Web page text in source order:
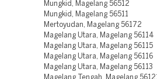
Mungkid, Magelang 56512
Mungkid, Magelang 56511
Mertoyudan, Magelang 56172
Magelang Utara, Magelang 56114
Magelang Utara, Magelang 56115
Magelang Utara, Magelang 56116
Magelang Utara, Magelang 56113
Magelang Tengah, Magelang 56121